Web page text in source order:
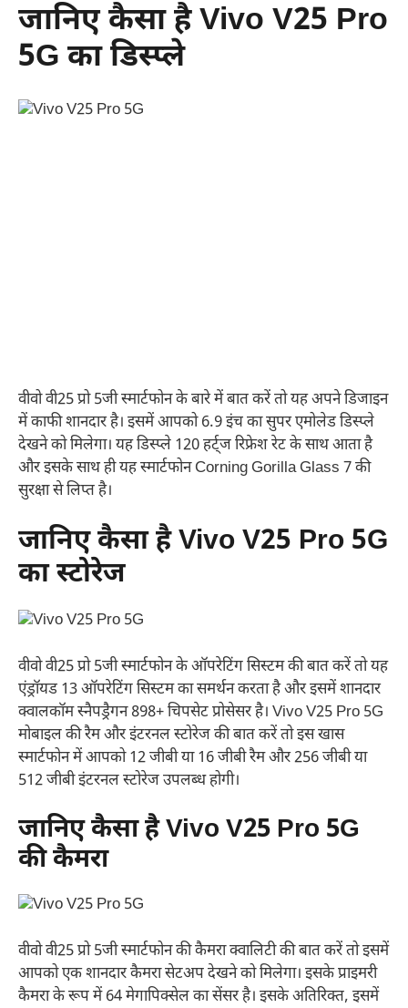
जानिए कैसा है Vivo V25 Pro
5G का डिस्प्ले
वीवो वी25 प्रो 5जी स्मार्टफोन के बारे में बात करें तो यह अपने डिजाइन
में काफी शानदार है। इसमें आपको 6.9 इंच का सुपर एमोलेड डिस्प्ले
देखने को मिलेगा। यह डिस्प्ले 120 हर्ट्ज रिफ्रेश रेट के साथ आता है
और इसके साथ ही यह स्मार्टफोन Corning Gorilla Glass 7 की
सुरक्षा से लिप्त है।
जानिए कैसा है Vivo V25 Pro 5G
का स्टोरेज
वीवो वी25 प्रो 5जी स्मार्टफोन के ऑपरेटिंग सिस्टम की बात करें तो यह
एंड्रॉयड 13 ऑपरेटिंग सिस्टम का समर्थन करता है और इसमें शानदार
क्वालकॉम स्नैपड्रैगन 898+ चिपसेट प्रोसेसर है। Vivo V25 Pro 5G
मोबाइल की रैम और इंटरनल स्टोरेज की बात करें तो इस खास
स्मार्टफोन में आपको 12 जीबी या 16 जीबी रैम और 256 जीबी या
512 जीबी इंटरनल स्टोरेज उपलब्ध होगी।
जानिए कैसा है Vivo V25 Pro 5G
की कैमरा
वीवो वी25 प्रो 5जी स्मार्टफोन की कैमरा क्वालिटी की बात करें तो इसमें
आपको एक शानदार कैमरा सेटअप देखने को मिलेगा। इसके प्राइमरी
कैमरा के रूप में 64 मेगापिक्सेल का सेंसर है। इसके अतिरिक्त, इसमें